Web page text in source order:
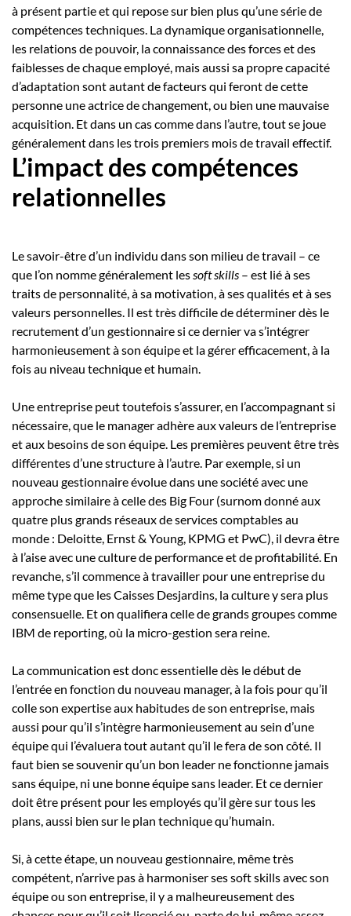
à présent partie et qui repose sur bien plus qu’une série de
compétences techniques. La dynamique organisationnelle,
les relations de pouvoir, la connaissance des forces et des
faiblesses de chaque employé, mais aussi sa propre capacité
d’adaptation sont autant de facteurs qui feront de cette
personne une actrice de changement, ou bien une mauvaise
acquisition. Et dans un cas comme dans l’autre, tout se joue
généralement dans les trois premiers mois de travail effectif.
L’impact des compétences
relationnelles
Le savoir-être d’un individu dans son milieu de travail – ce
que l’on nomme généralement les soft skills – est lié à ses
traits de personnalité, à sa motivation, à ses qualités et à ses
valeurs personnelles. Il est très difficile de déterminer dès le
recrutement d’un gestionnaire si ce dernier va s’intégrer
harmonieusement à son équipe et la gérer efficacement, à la
fois au niveau technique et humain.
Une entreprise peut toutefois s’assurer, en l’accompagnant si
nécessaire, que le manager adhère aux valeurs de l’entreprise
et aux besoins de son équipe. Les premières peuvent être très
différentes d’une structure à l’autre. Par exemple, si un
nouveau gestionnaire évolue dans une société avec une
approche similaire à celle des Big Four (surnom donné aux
quatre plus grands réseaux de services comptables au
monde : Deloitte, Ernst & Young, KPMG et PwC), il devra être
à l’aise avec une culture de performance et de profitabilité. En
revanche, s’il commence à travailler pour une entreprise du
même type que les Caisses Desjardins, la culture y sera plus
consensuelle. Et on qualifiera celle de grands groupes comme
IBM de reporting, où la micro-gestion sera reine.
La communication est donc essentielle dès le début de
l’entrée en fonction du nouveau manager, à la fois pour qu’il
colle son expertise aux habitudes de son entreprise, mais
aussi pour qu’il s’intègre harmonieusement au sein d’une
équipe qui l’évaluera tout autant qu’il le fera de son côté. Il
faut bien se souvenir qu’un bon leader ne fonctionne jamais
sans équipe, ni une bonne équipe sans leader. Et ce dernier
doit être présent pour les employés qu’il gère sur tous les
plans, aussi bien sur le plan technique qu’humain.
Si, à cette étape, un nouveau gestionnaire, même très
compétent, n’arrive pas à harmoniser ses soft skills avec son
équipe ou son entreprise, il y a malheureusement des